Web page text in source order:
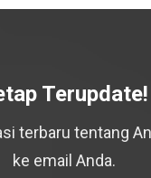
Terupdate!
terbaru tentang
ke email Anda.